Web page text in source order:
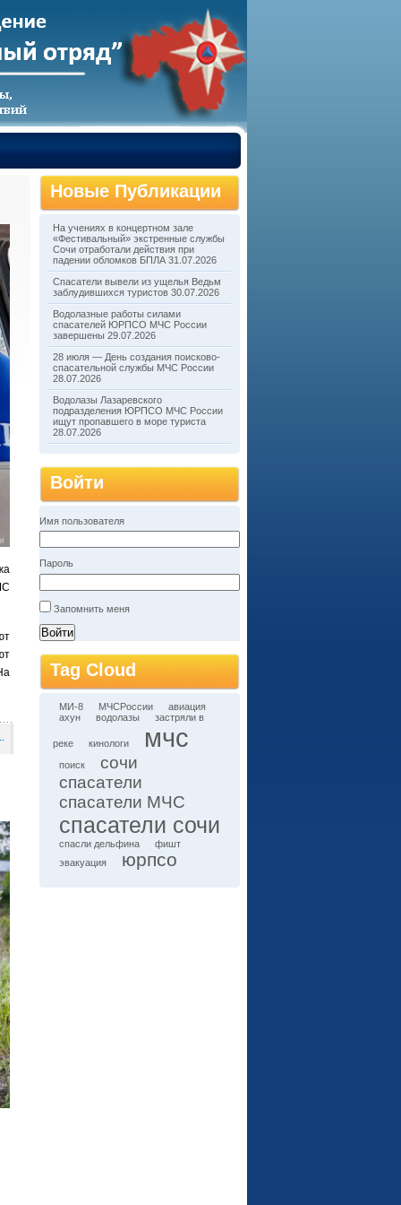
Новые Публикации
На учениях в концертном зале
«Фестивальный» экстренные службы
Сочи отработали действия при
падении обломков БПЛА 31.07.2026
Спасатели вывели из ущелья Ведьм
заблудившихся туристов 30.07.2026
Водолазные работы силами
спасателей ЮРПСО МЧС России
завершены 29.07.2026
28 июля — День создания поисково-
спасательной службы МЧС России
28.07.2026
Водолазы Лазаревского
подразделения ЮРПСО МЧС России
ищут пропавшего в море туриста
28.07.2026
Войти
Имя пользователя
Пароль
Запомнить меня
Tag Cloud
МИ-8 МЧСРоссии
авиация
ахун
водолазы застряли в
реке кинологи мчс
поиск
сочи
спасатели
спасатели МЧС
спасатели сочи
спасли дельфина
фишт
эвакуация
юрпсо